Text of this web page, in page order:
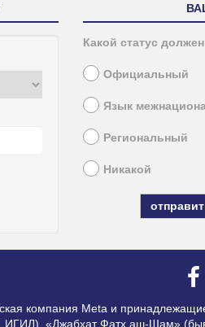
Какой статус
Официальный
Язык
Региональный
Никакой
компания Meta и
ИГИЛ), «Джабхат Фатх аш-Шам»